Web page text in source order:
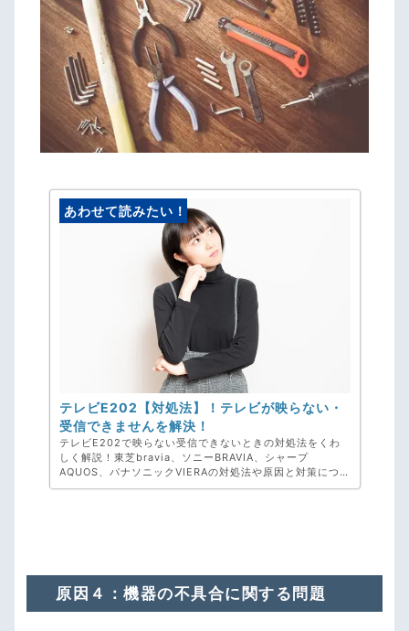
あわせて読みたい！
テレビE202【対処法】！テレビが映らない・
受信できませんを解決！
テレビE202で映らない受信できないときの対処法をくわ
しく解説！東芝bravia、ソニーBRAVIA、シャープ
AQUOS、パナソニックVIERAの対処法や原因と対策につい
てまとめました。確認しても改善されないときは弊社、ア
原因４：機器の不具合に関する問題